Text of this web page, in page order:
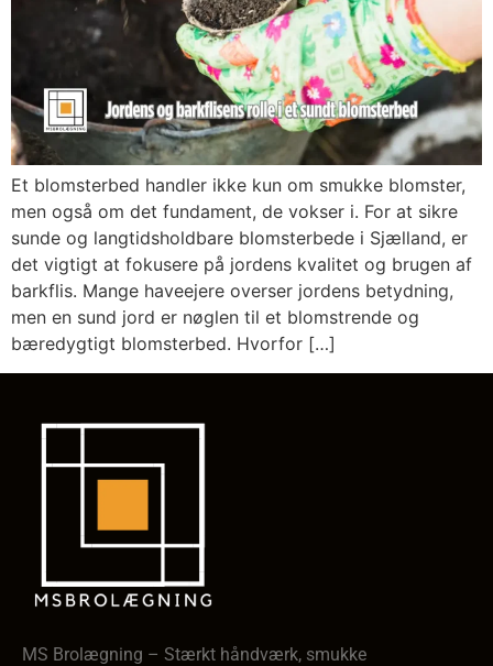
Et blomsterbed handler ikke kun om smukke blomster,
men også om det fundament, de vokser i. For at sikre
sunde og langtidsholdbare blomsterbede i Sjælland, er
det vigtigt at fokusere på jordens kvalitet og brugen af
barkflis. Mange haveejere overser jordens betydning,
men en sund jord er nøglen til et blomstrende og
bæredygtigt blomsterbed. Hvorfor […]
MS Brolægning – Stærkt håndværk, smukke